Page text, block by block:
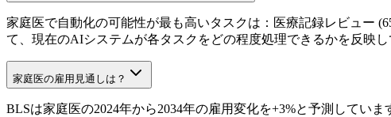
家庭医で自動化の可能性が最も高いタスクは：医療記録レビュー
て、現在のAIシステムが各タスクをどの程度処理できるかを反映し
家庭医の雇用見通しは？
BLSは家庭医の2024年から2034年の雇用変化を+3%と予測してい